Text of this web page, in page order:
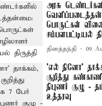
அரசு
பொருட்கள்
சம்பளபட்டியல்
தினத்தந்தி 09
’எல் நினோ’
குறித்து
நிபுணர் குழு -
உத்தரவு